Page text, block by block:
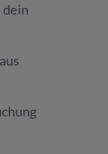
dein